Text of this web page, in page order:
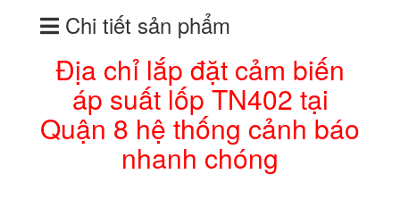
lốp
TN402
Quận
thống
cảnh
Chi tiết sản phẩm
Địa chỉ lắp đặt cảm biến
áp suất lốp TN402 tại
Quận 8 hệ thống cảnh báo
nhanh chóng